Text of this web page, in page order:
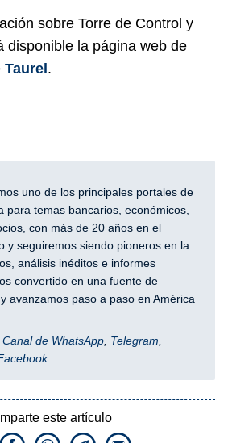
sobre Torre de Control y
disponible la página web de
Taurel.
uno de los principales portales de
para temas bancarios, económicos,
con más de 20 años en el
y seguiremos siendo pioneros en la
análisis inéditos e informes
convertido en una fuente de
avanzamos paso a paso en América
Canal de WhatsApp Telegram
este artículo